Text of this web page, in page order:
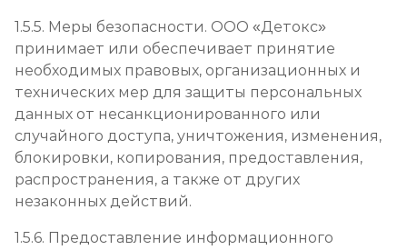
1.5.5. Меры безопасности. ООО «Детокс»
принимает или обеспечивает принятие
необходимых правовых, организационных и
технических мер для защиты персональных
данных от несанкционированного или
случайного доступа, уничтожения, изменения,
блокировки, копирования, предоставления,
распространения, а также от других
незаконных действий.
1.5.6. Предоставление информационного